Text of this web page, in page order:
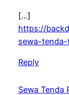
[…]
https://
sewa-
Reply
Sewa Tenda